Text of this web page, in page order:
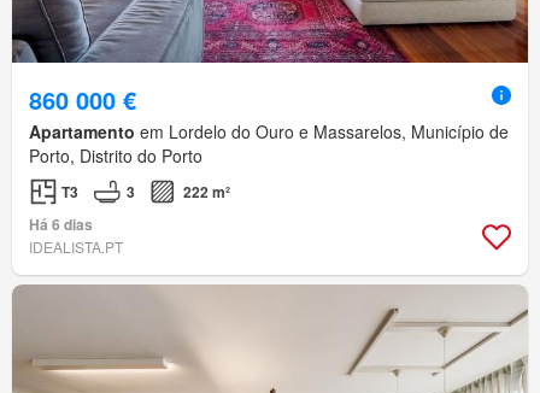
860 000 €
Apartamento em Lordelo do Ouro e Massarelos, Município de
Porto, Distrito do Porto
T3 3
222 m²
Há 6 dias
IDEALISTA.PT